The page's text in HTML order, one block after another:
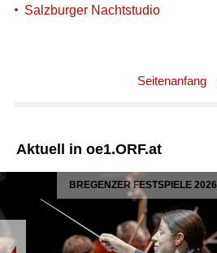
Salzburger Nachtstudio
Seitenanfang
Aktuell in oe1.ORF.at
BREGENZER FESTSPIELE 2026